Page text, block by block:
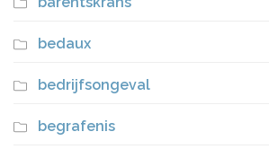
bedaux
bedrijfsongeval
begrafenis